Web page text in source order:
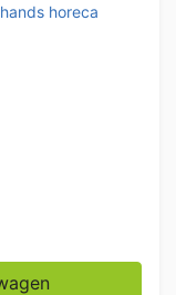
horeca
90 cm 230V